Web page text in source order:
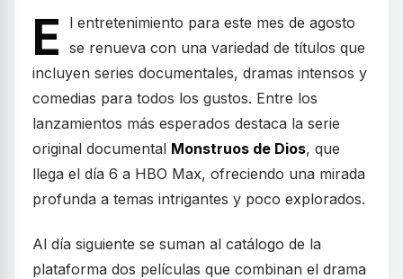
E
l entretenimiento para este mes de agosto
se renueva con una variedad de títulos que
incluyen series documentales, dramas intensos y
comedias para todos los gustos. Entre los
lanzamientos más esperados destaca la serie
original documental Monstruos de Dios, que
llega el día 6 a HBO Max, ofreciendo una mirada
profunda a temas intrigantes y poco explorados.
Al día siguiente se suman al catálogo de la
plataforma dos películas que combinan el drama